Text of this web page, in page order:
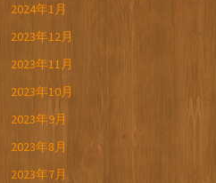
2024年1月
2023年12月
2023年11月
2023年10月
2023年9月
2023年8月
2023年7月